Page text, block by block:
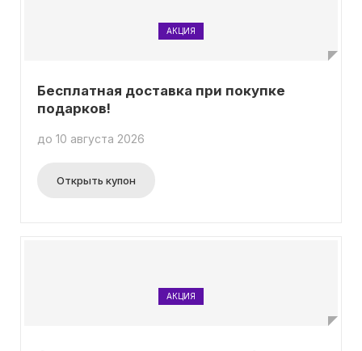
АКЦИЯ
Бесплатная доставка при покупке
подарков!
до 10 августа 2026
Открыть купон
АКЦИЯ